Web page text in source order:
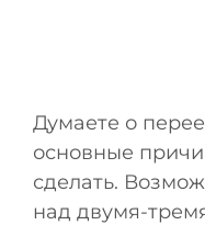
Думаете о
основные
сделать.
над двумя-